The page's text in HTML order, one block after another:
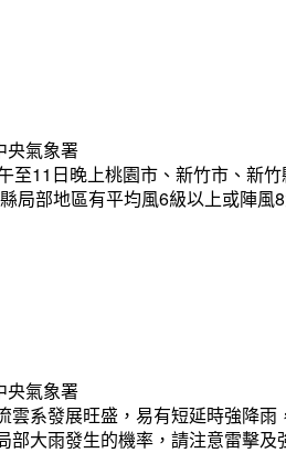
央氣象署
至11日晚上桃園市、新竹市、新
局部地區有平均風6級以上或陣
央氣象署
雲系發展旺盛，易有短延時強降
部大雨發生的機率，請注意雷擊